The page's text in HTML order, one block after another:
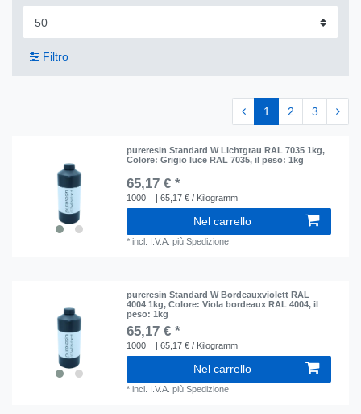
Filtro
1 2 3
pureresin Standard W Lichtgrau RAL 7035 1kg,
Colore: Grigio luce RAL 7035, il peso: 1kg
65,17 € *
1000 | 65,17 € / Kilogramm
Nel carrello
*incl. I.V.A. piùSpedizione
pureresin Standard W Bordeauxviolett RAL
4004 1kg, Colore: Viola bordeaux RAL 4004, il
peso: 1kg
65,17 € *
1000 | 65,17 € / Kilogramm
Nel carrello
*incl. I.V.A. piùSpedizione